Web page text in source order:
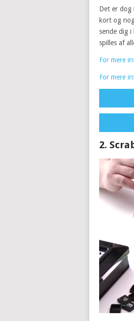
Det er dog
kort og
sende dig
spilles af
For mere
For mere
2.